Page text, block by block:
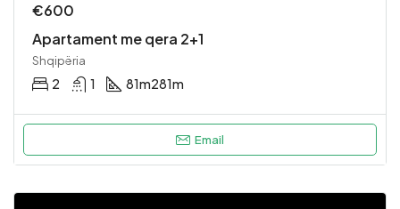
€600
Apartament me qera 2+1
Shqipëria
2 1 81m281m
Email